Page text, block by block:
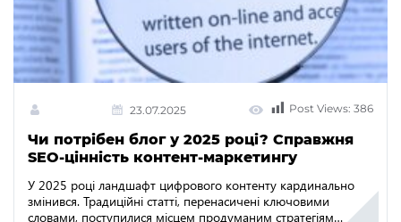
23.07.2025 Post Views: 386
Чи потрібен блог у 2025 році? Справжня
SEO-цінність контент-маркетингу
У 2025 році ландшафт цифрового контенту кардинально
змінився. Традиційні статті, перенасичені ключовими
словами, поступилися місцем продуманим стратегіям